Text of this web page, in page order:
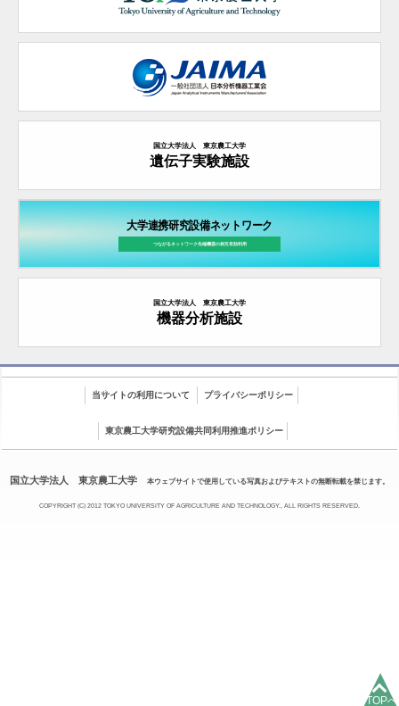
TOPへ
国立大学法人 東京農工大学
遺伝子実験施設
大学連携研究設備ネットワーク
つながるネットワーク先端機器の相互有効利用
国立大学法人 東京農工大学
機器分析施設
当サイトの利用について プライバシーポリシー
東京農工大学研究設備共同利用推進ポリシー
国立大学法人 東京農工大学 本ウェブサイトで使用している写真およびテキストの無断転載を禁じます。
COPYRIGHT (C) 2012 TOKYO UNIVERSITY OF AGRICULTURE AND TECHNOLOGY., ALL RIGHTS RESERVED.